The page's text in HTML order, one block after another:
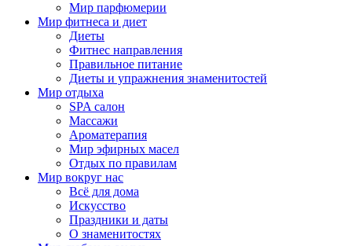
Мир парфюмерии
Мир фитнеса и диет
Диеты
Фитнес направления
Правильное питание
Диеты и упражнения знаменитостей
Мир отдыха
SPA салон
Массажи
Ароматерапия
Мир эфирных масел
Отдых по правилам
Мир вокруг нас
Всё для дома
Искусство
Праздники и даты
О знаменитостях